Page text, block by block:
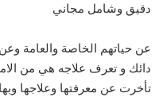
دقيق وشامل مجاني
عن حياتهم الخاصة والعامة
دائك و تعرف علاجه هي من
تأخرت عن معرفتها وعلاجها